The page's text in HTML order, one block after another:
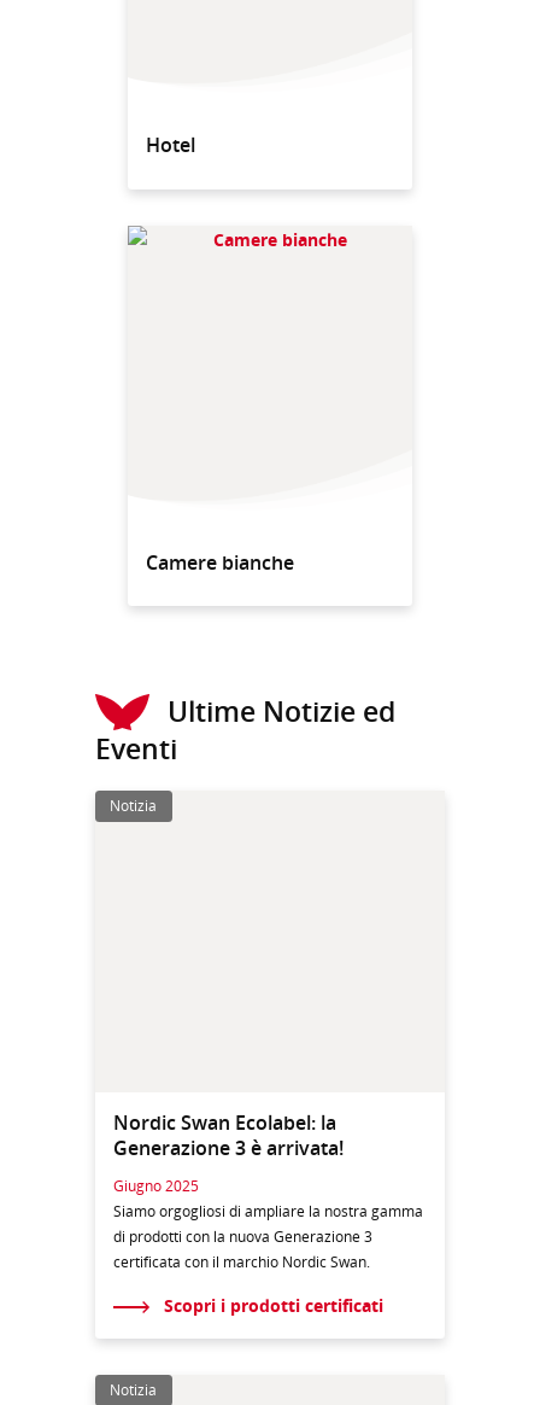
Hotel
Camere bianche
Ultime Notizie ed
Eventi
Notizia
Nordic Swan Ecolabel: la
Generazione 3 è arrivata!
Giugno 2025
Siamo orgogliosi di ampliare la nostra gamma
di prodotti con la nuova Generazione 3
certificata con il marchio Nordic Swan.
Scopri i prodotti certificati
Notizia